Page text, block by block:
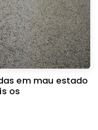
em mau estado
os